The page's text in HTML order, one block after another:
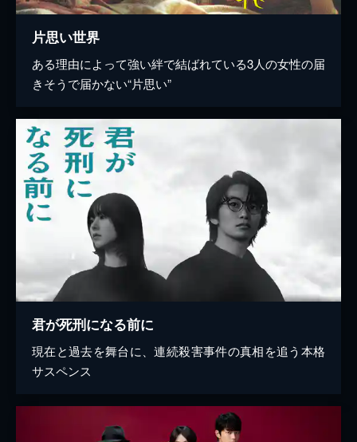
片思い世界
ある理由によって強い絆で結ばれている3人の女性の届
きそうで届かない“片思い”
君が死刑になる前に
現在と過去を舞台に、連続殺害事件の真相を追う本格
サスペンス